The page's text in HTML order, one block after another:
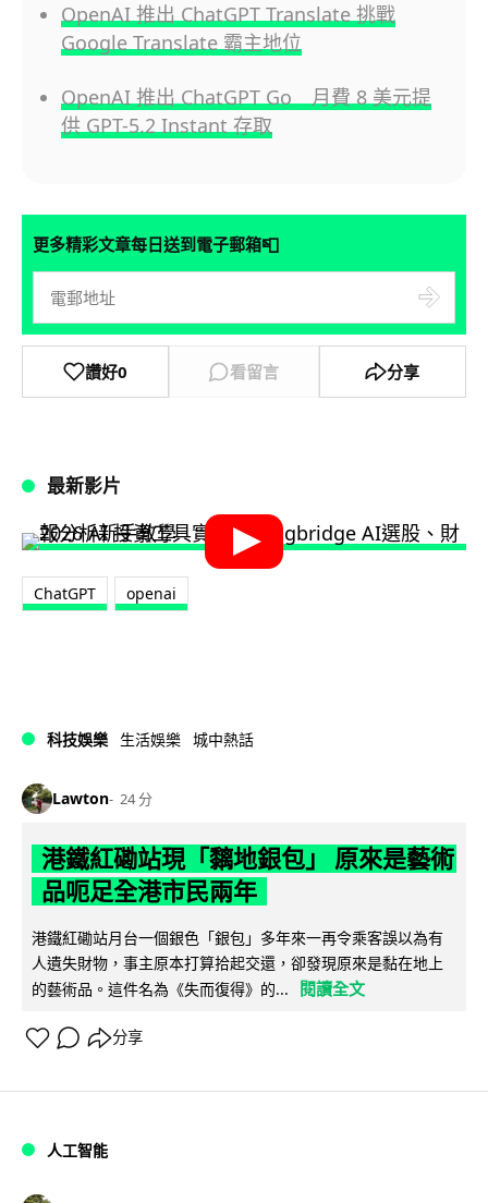
OpenAI 推出 ChatGPT Translate 挑戰
Google Translate 霸主地位
OpenAI 推出 ChatGPT Go 月費 8 美元提
供 GPT-5.2 Instant 存取
更多精彩文章每日送到電子郵箱📮
讚好0 看留言 分享
最新影片
ChatGPT openai
科技娛樂 生活娛樂 城中熱話
Lawton 24 分
港鐵紅磡站現「黐地銀包」 原來是藝術
品呃足全港市民兩年
港鐵紅磡站月台一個銀色「銀包」多年來一再令乘客誤以為有
人遺失財物，事主原本打算拾起交還，卻發現原來是黏在地上
的藝術品。這件名為《失而復得》的...
閱讀全文
分享
人工智能